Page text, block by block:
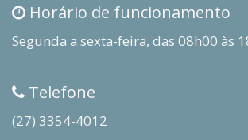
Horário de funcionamento
Segunda a sexta-feira, das 08h00 às
Telefone
(27) 3354-4012